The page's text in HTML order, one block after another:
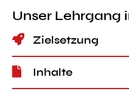
Unser Lehrgang
Zielsetzung
Inhalte